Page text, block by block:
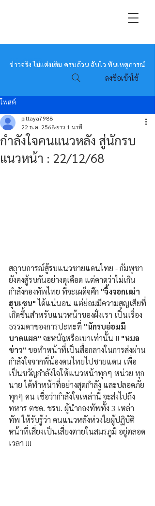
หมอข่าว
ข่าวจริง ไม่แต่งเติม ครบถ้วน ฉับไว ทันเหตุการณ์
ลงชื่อเข้าใช้
โพสต์
กำลังใจคนแนวหลัง สู่นักรบ
แนวหน้า : 22/12/68
pittaya7988
22 ธ.ค. 2568 ยาว 1 นาที
สถุานการณ์สู้รบแนวชายแดนไทย - กัมพูชา
ยังคงสู้รบกันอย่างดุเดือด แต่คาดว่าไม่เกิน
กำลังกองทัพไทย ที่จะเผด็จศึก "จิ้งจอกเฒ่า
ฮุนเซน" ได้แน่นอน แต่ย่อมมีความสูญเสียที่
เกิดขึ้นสำหรับแนวหน้าของฝั่งเรา เป็นเรื่อง
ธรรมดาของการปะทะที่ "นักรบย่อมมี
บาดแผล" จะหนักหรือเบาเท่านั้น !! "หมอ
ข่าว" ขอทำหน้าที่้เป็นสื่อกลางในการส่งผ่าน
กำลังใจจากพี่น้องคนไทยไปชายแดน เพื่อ
เป็นขวัญกำลังใจให้แนวหน้าทุกๆ หน่วย ทุก
นาย ได้ทำหน้าที่อย่างสุดกำลัง และปลอดภัย
ทุกๆ คน เชื่อว่ากำลังใจเหล่านี้ จะส่งไปถึง
ทหาร ตชด. ชรบ. ผู้นำกองทัพทั้ง 3 เหล่า
ทัพ ให้รับรู้ว่า คนแนวหลังห่วงใยผู้ปฏิบัติ
หน้าที่เสี่ยงเป็นเสี่ยงตายในสมรภูมิ อยู่ตลอด
เวลา !!!